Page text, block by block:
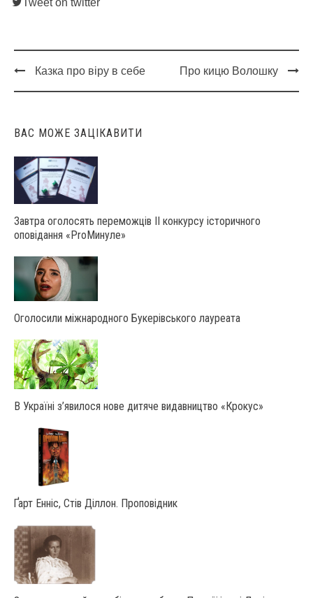
Tweet on twitter
Post
Казка про віру в себе Про кицю Волошку
ВАС МОЖЕ ЗАЦІКАВИТИ
Завтра оголосять переможців ІІ конкурсу історичного
оповідання «ProМинуле»
Оголосили міжнародного Букерівського лауреата
В Україні з’явилося нове дитяче видавництво «Крокус»
Ґарт Енніс, Стів Діллон. Проповідник